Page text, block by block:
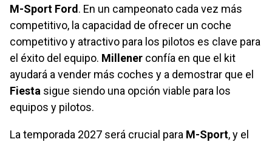
M-Sport Ford . En un campeonato cada vez más
competitivo, la capacidad de ofrecer un coche
competitivo y atractivo para los pilotos es clave para
el éxito del equipo. Millener confía en que el kit
ayudará a vender más coches y a demostrar que el
Fiesta sigue siendo una opción viable para los
equipos y pilotos.
La temporada 2027 será crucial para M-Sport, y el